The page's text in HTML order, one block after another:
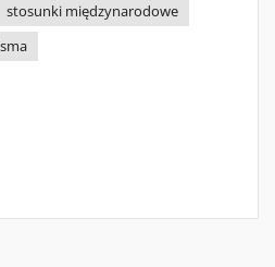
stosunki międzynarodowe